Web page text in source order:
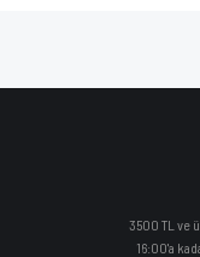
3500 TL ve
16:00'a